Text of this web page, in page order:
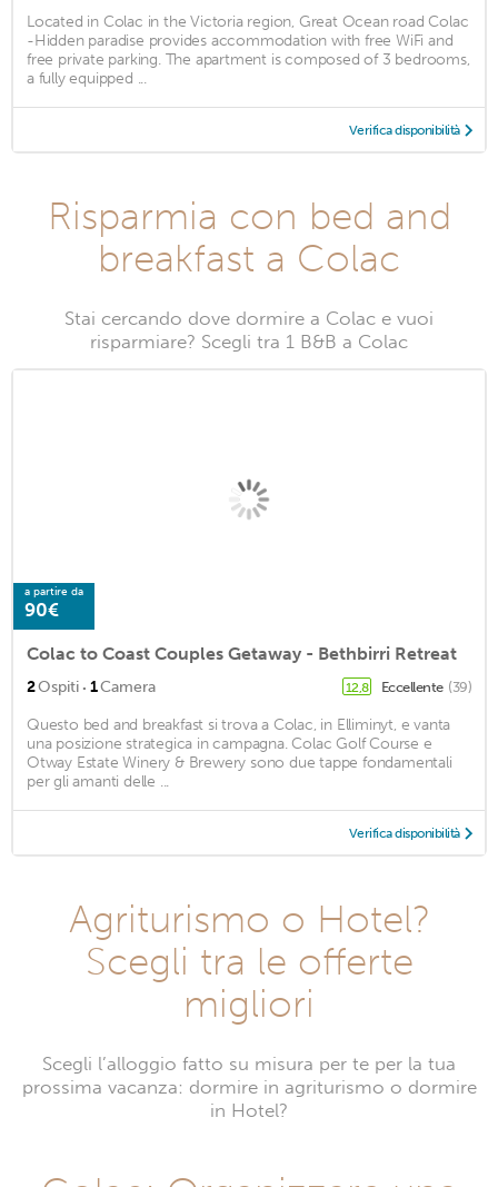
Located in Colac in the Victoria region, Great Ocean road Colac
-Hidden paradise provides accommodation with free WiFi and
free private parking. The apartment is composed of 3 bedrooms,
a fully equipped ...
Verifica disponibilità
Risparmia con bed and
breakfast a Colac
Stai cercando dove dormire a Colac e vuoi
risparmiare? Scegli tra 1 B&B a Colac
a partire da
90€
Colac to Coast Couples Getaway - Bethbirri Retreat
2Ospiti · 1Camera 12,8 Eccellente (39)
Questo bed and breakfast si trova a Colac, in Elliminyt, e vanta
una posizione strategica in campagna. Colac Golf Course e
Otway Estate Winery & Brewery sono due tappe fondamentali
per gli amanti delle ...
Verifica disponibilità
Agriturismo o Hotel?
Scegli tra le offerte
migliori
Scegli l’alloggio fatto su misura per te per la tua
prossima vacanza: dormire in agriturismo o dormire
in Hotel?